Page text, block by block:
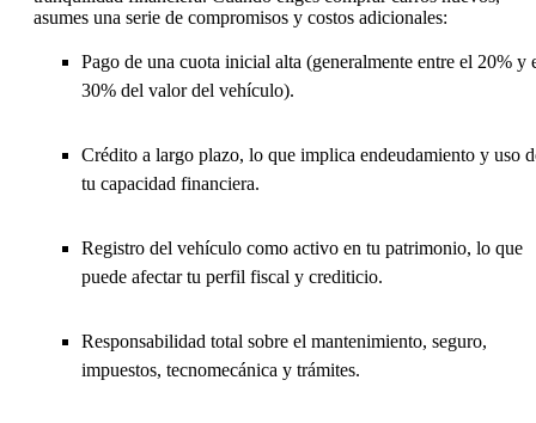
asumes una serie de compromisos y costos adicionales:
Pago de una cuota inicial alta (generalmente entre el 20% y
30% del valor del vehículo).
Crédito a largo plazo, lo que implica endeudamiento y uso
tu capacidad financiera.
Registro del vehículo como activo en tu patrimonio, lo que
puede afectar tu perfil fiscal y crediticio.
Responsabilidad total sobre el mantenimiento, seguro,
impuestos, tecnomecánica y trámites.